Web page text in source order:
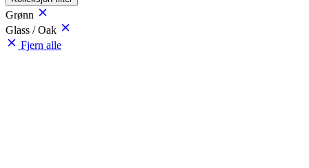
Grønn
Glass / Oak
Fjern alle